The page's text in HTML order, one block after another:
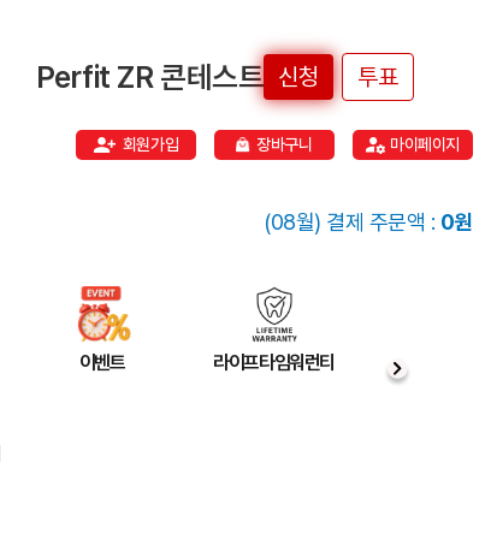
Perfit ZR 콘테스트 신청 투표
회원가입 장바구니 마이페이지
(08월) 결제 주문액 : 0원
이벤트 라이프타임워런티